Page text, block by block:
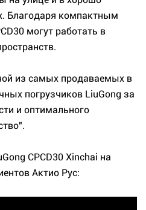
Благодаря компактным
могут работать в
из самых продаваемых в
погрузчиков LiuGong за
и оптимального
CPCD30 Xinchai на
Актио Рус: